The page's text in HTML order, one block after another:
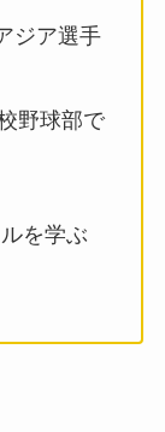
ジア選手
野球部で
を学ぶ